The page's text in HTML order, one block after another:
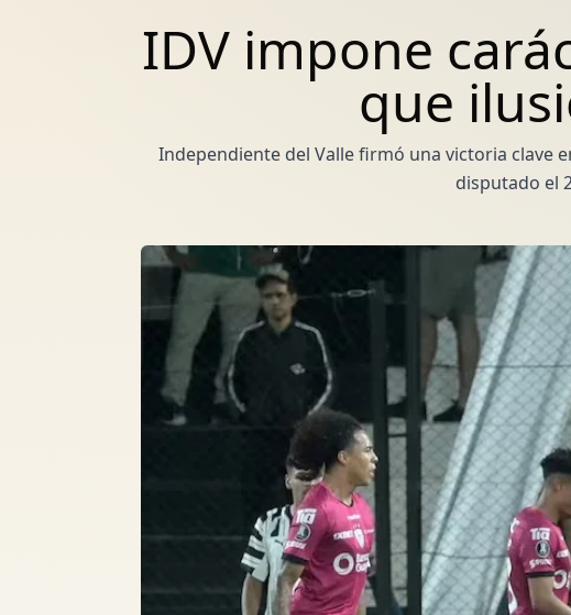
IDV impone
que
Independiente del Valle firmó una victoria clave
disputado el